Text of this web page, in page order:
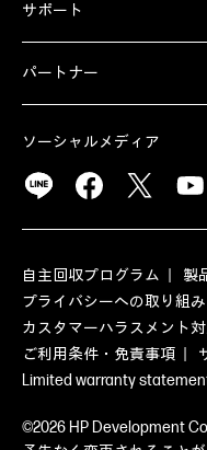
サポート
パートナー
ソーシャルメディア
自主回収プログラム
製
プライバシーへの取り組み
カスタマーハラスメント
ご利用条件・免責事項
Limited warranty
©2026 HP Development